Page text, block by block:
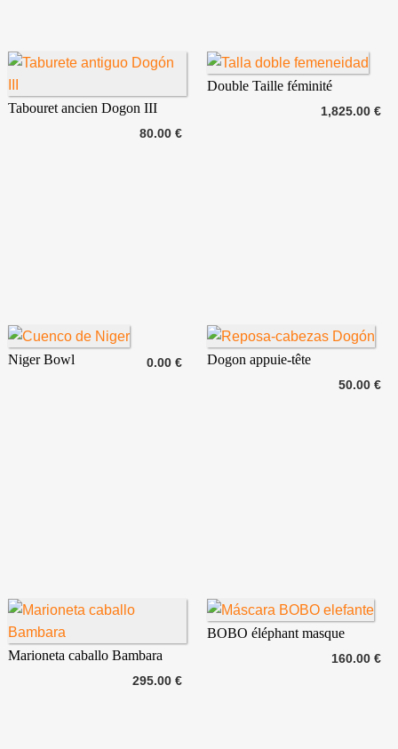
80.00 €
Tabouret ancien Dogon III 1,825.00 €
Double Taille féminité
0.00 €
Niger Bowl
50.00 €
Dogon appuie-tête
295.00 €
Marioneta caballo Bambara 160.00 €
BOBO éléphant masque